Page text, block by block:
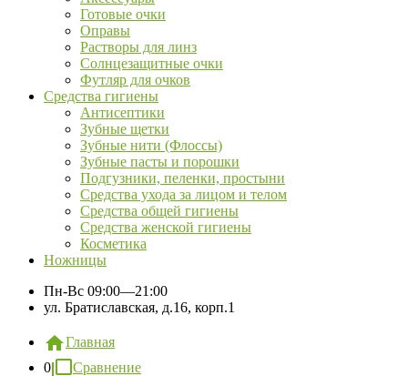
Готовые очки
Оправы
Растворы для линз
Солнцезащитные очки
Футляр для очков
Средства гигиены
Антисептики
Зубные щетки
Зубные нити (Флоссы)
Зубные пасты и порошки
Подгузники, пеленки, простыни
Средства ухода за лицом и телом
Средства общей гигиены
Средства женской гигиены
Косметика
Ножницы
Пн-Вс 09:00—21:00
ул. Братиславская, д.16, корп.1
Главная
0
Сравнение